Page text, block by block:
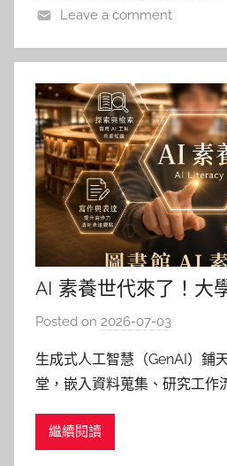
Leave a comment
AI 素養世代來了！大
華麗轉身術
Posted on 2026-07-03
巴
詠
生成式人工智慧（GenAI）鋪
堂，嵌入資料蒐集、研究工作
（Reprofessionalisation）的
繼續閱讀